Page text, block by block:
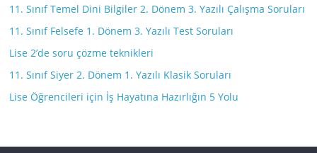
11. Sınıf Temel Dini Bilgiler 2. Dönem 3. Yazılı Çalışma Soruları
11. Sınıf Felsefe 1. Dönem 3. Yazılı Test Soruları
Lise 2’de soru çözme teknikleri
11. Sınıf Siyer 2. Dönem 1. Yazılı Klasik Soruları
Lise Öğrencileri için İş Hayatına Hazırlığın 5 Yolu